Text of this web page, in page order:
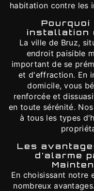
habitation contre les
Pourquoi
installation
La ville de Bruz,
endroit paisible
important de se
et d'effraction. En
domicile, vous
renforcée et
en toute sérénité.
à tous les types
Les
d'alarme
En choisissant notre
nombreux